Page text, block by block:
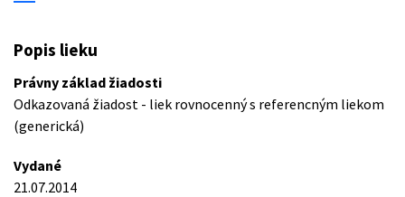
Popis lieku
Právny základ žiadosti
Odkazovaná žiadost - liek rovnocenný s referencným liekom
(generická)
Vydané
21.07.2014